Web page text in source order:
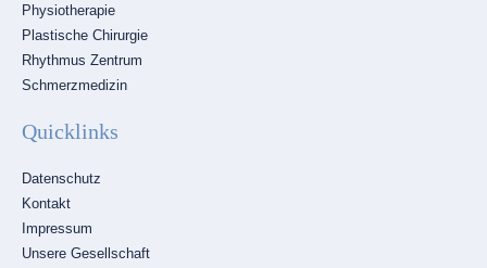
Physiotherapie
Plastische Chirurgie
Rhythmus Zentrum
Schmerzmedizin
Quicklinks
Navigation
überspringen
Datenschutz
Kontakt
Impressum
Unsere Gesellschaft